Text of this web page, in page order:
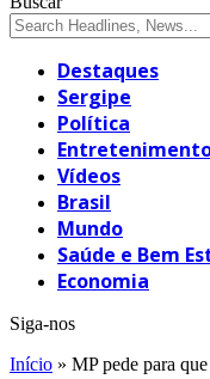
Destaques
Sergipe
Política
Vídeos
Brasil
Mundo
Saúde e Bem
Economia
Siga-nos
Início » MP pede para